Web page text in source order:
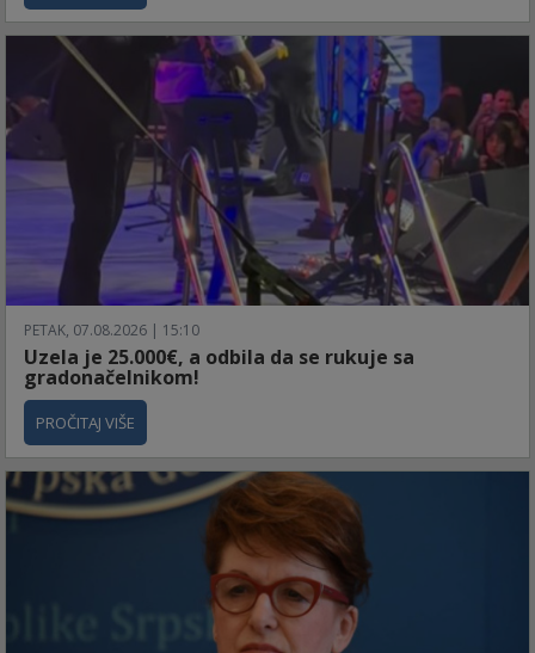
PETAK, 07.08.2026 | 15:10
Uzela je 25.000€, a odbila da se rukuje sa
gradonačelnikom!
PROČITAJ VIŠE